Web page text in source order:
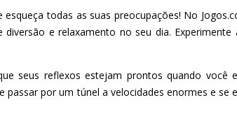
todas as suas preocupações! No
diversão e relaxamento no seu dia.
seus reflexos estejam prontos quando você
passar por um túnel a velocidades enormes e se